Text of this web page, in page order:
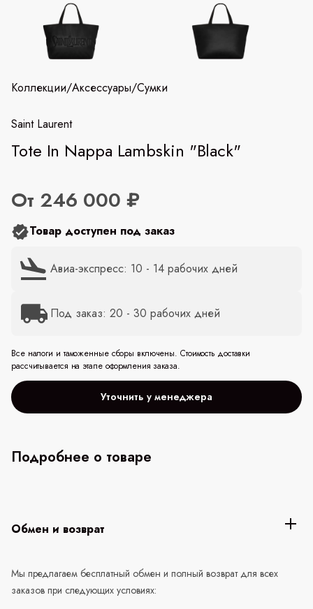
Коллекции/Аксессуары/Сумки
Saint Laurent
Tote In Nappa Lambskin "Black"
От 246 000 ₽
Товар доступен под заказ
Авиа-экспресс: 10 - 14 рабочих дней
Под заказ: 20 - 30 рабочих дней
Все налоги и таможенные сборы включены. Стоимость доставки
рассчитывается на этапе оформления заказа.
Уточнить у менеджера
Подробнее о товаре
Обмен и возврат
Мы предлагаем бесплатный обмен и полный возврат для всех
заказов при следующих условиях: